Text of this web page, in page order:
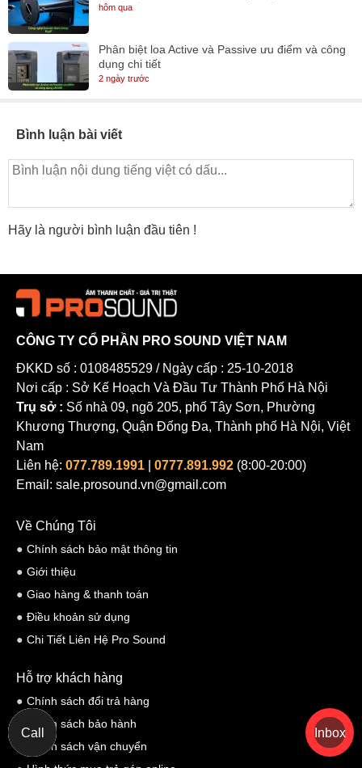
hôm qua
Phân biệt loa Active và Passive ưu điểm và công
dụng chi tiết
2 ngày trước
Bình luận bài viết
Hãy là người bình luận đầu tiên !
CÔNG TY CỔ PHẦN PRO SOUND VIỆT NAM
ĐKKD số : 0108485529 / Ngày cấp : 25-10-2018
Nơi cấp : Sở Kế Hoạch Và Đầu Tư Thành Phố Hà Nội
Trụ sở : Số nhà 09, ngõ 205, phố Tây Sơn, Phường
Khương Thượng, Quận Đống Đa, Thành phố Hà Nội, Việt
Nam
Liên hệ: 077.789.1991 0777.891.992 (8:00-20:00)
Email: sale.prosound.vn@gmail.com
Về Chúng Tôi
Chính sách bảo mật thông tin
Giới thiệu
Giao hàng & thanh toán
Điều khoản sử dụng
Chi Tiết Liên Hệ Pro Sound
Hỗ trợ khách hàng
Chính sách đổi trả hàng
Chính sách bảo hành
Chính sách vận chuyển
Call Inbox